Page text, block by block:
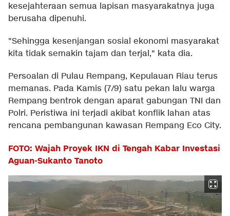
kesejahteraan semua lapisan masyarakatnya juga
berusaha dipenuhi.
"Sehingga kesenjangan sosial ekonomi masyarakat
kita tidak semakin tajam dan terjal," kata dia.
Persoalan di Pulau Rempang, Kepulauan Riau terus
memanas. Pada Kamis (7/9) satu pekan lalu warga
Rempang bentrok dengan aparat gabungan TNI dan
Polri. Peristiwa ini terjadi akibat konflik lahan atas
rencana pembangunan kawasan Rempang Eco City.
FOTO: Wajah Proyek IKN di Tengah Kabar Investasi
Aguan-Sukanto Tanoto